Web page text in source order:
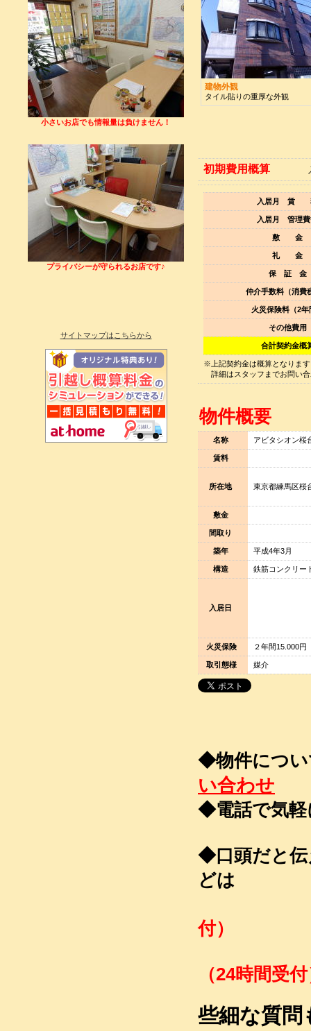
建物外観
タイル貼りの重厚な外観
初期費用概算 入居月
入居月 賃
入居月 管理費
敷 金
礼 金
保 証 金
仲介手数料（消費
火災保険料（2年
その他費用
合計契約金概
※上記契約金は概算となりま
詳細はスタッフまでお問い
物件概要
名称 アビタシオン桜
賃料
所在地 東京都練馬区桜
敷金
間取り
築年 平成4年3月
構造 鉄筋コンクリー
入居日
火災保険 ２年間15.000円
取引態様 媒介
◆物件につ
い合わせ
◆電話
◆口頭だと
どは
付）
（24時間受
些細な質問
小さいお店でも情報量は負けません！
プライバシーが守られるお店です♪
サイトマップはこちらから